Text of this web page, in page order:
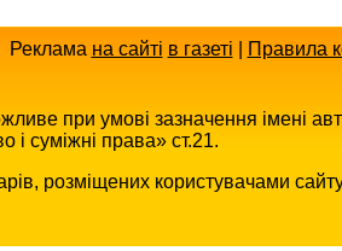
Реклама на сайті в газеті Правила
при умові зазначення імені
і суміжні права» ст.21.
розміщених користувачами